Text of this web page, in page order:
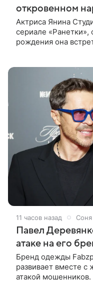
откровенном
Актриса Янина
сериале
рождения она
11 часов назад
Павел
атаке на его
Бренд одежды
развивает вместе
атакой